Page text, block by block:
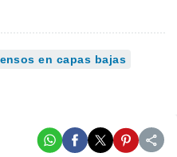
en capas bajas